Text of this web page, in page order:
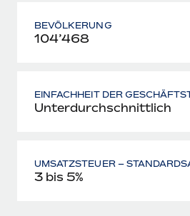
BEVÖLKERUNG
104’468
EINFACHHEIT DER
Unterdurchschnittlich
UMSATZSTEUER –
3 bis 5%